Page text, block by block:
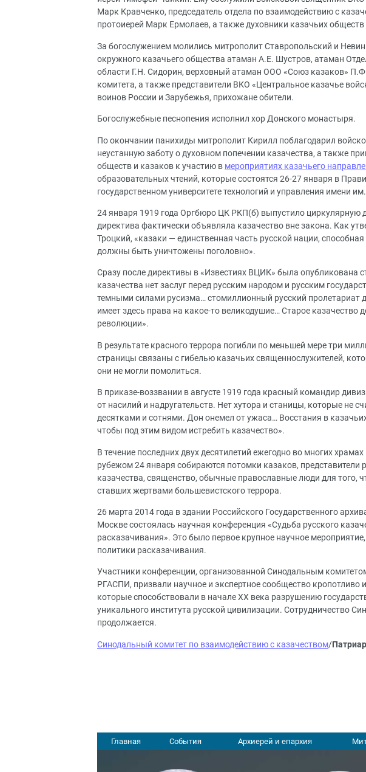
Марк Кравченко, председатель отдела по взаимодействию с
протоиерей Марк Ермолаев, а также духовники казачьих
За богослужением молились митрополит Ставропольский и
окружного казачьего общества атаман А.Е. Шустров, атаман
области Г.Н. Сидорин, верховный атаман ООО «Союз казаков»
комитета, а также представители ВКО «Центральное казачье
воинов России и Зарубежья, прихожане обители.
Богослужебные песнопения исполнил хор Донского монастыря.
По окончании панихиды митрополит Кирилл поблагодарил
неустанную заботу о духовном попечении казачества, а также
обществ и казаков к участию в мероприятиях казачьего
образовательных чтений, которые состоятся 26-27 января в
государственном университете технологий и управления имени
24 января 1919 года Оргбюро ЦК РКП(б) выпустило циркулярную
директива фактически объявляла казачество вне закона. Как
Троцкий, «казаки — единственная часть русской нации,
должны быть уничтожены поголовно».
Сразу после директивы в «Известиях ВЦИК» была опубликована
казачества нет заслуг перед русским народом и русским
темными силами русизма… стомиллионный русский пролетариат
имеет здесь права на какое-то великодушие… Старое
революции».
В результате красного террора погибли по меньшей мере три
страницы связаны с гибелью казачьих священнослужителей,
они не могли помолиться.
В приказе-воззвании в августе 1919 года красный командир
от насилий и надругательств. Нет хутора и станицы, которые не
десятками и сотнями. Дон онемел от ужаса… Восстания в
чтобы под этим видом истребить казачество».
В течение последних двух десятилетий ежегодно во многих
рубежом 24 января собираются потомки казаков,
казачества, священство, обычные православные люди для того,
ставших жертвами большевистского террора.
26 марта 2014 года в здании Российского Государственного
Москве состоялась научная конференция «Судьба русского
расказачивания». Это было первое крупное научное
политики расказачивания.
Участники конференции, организованной Синодальным
РГАСПИ, призвали научное и экспертное сообщество кропотливо
которые способствовали в начале ХХ века разрушению
уникального института русской цивилизации. Сотрудничество
продолжается.
Синодальный комитет по взаимодействию с казачеством/
Главная События Архиерей и епархия